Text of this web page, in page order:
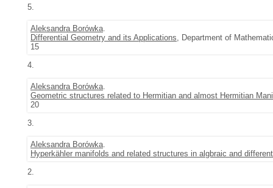
5.
Aleksandra Borówka.
Differential Geometry and its Applications, Department of
15
4.
Aleksandra Borówka.
Geometric structures related to Hermitian and almost Hermitian
20
3.
Aleksandra Borówka.
Hyperkähler manifolds and related structures in algbraic and
2.